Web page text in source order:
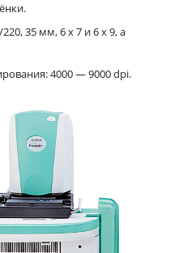
35 мм, 6 x 7 и 6 x 9, а
4000 — 9000 dpi.